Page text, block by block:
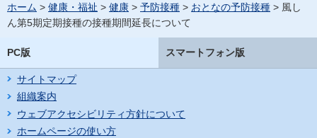
ホーム > 健康・福祉 > 健康 > 予防接種 > おとなの予防接種 > 風し
ん第5期定期接種の接種期間延長について
PC版 スマートフォン版
サイトマップ
組織案内
ウェブアクセシビリティ方針について
ホームページの使い方